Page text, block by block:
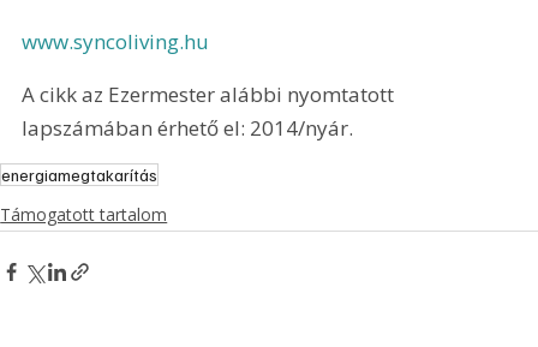
www.syncoliving.hu
A cikk az Ezermester alábbi nyomtatott
lapszámában érhető el: 2014/nyár.
energiamegtakarítás
Támogatott tartalom